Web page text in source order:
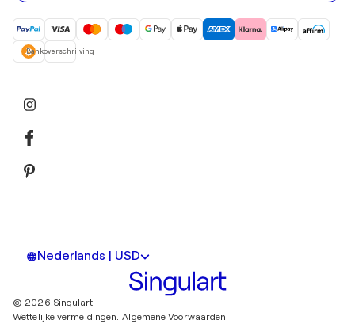
Bankoverschrijving
Nederlands | USD
© 2026 Singulart
Wettelijke vermeldingen. Algemene Voorwaarden